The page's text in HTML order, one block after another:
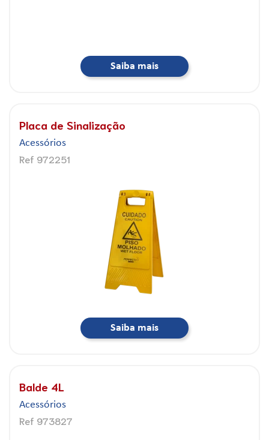
Saiba mais
Placa de Sinalização
Acessórios
Ref 972251
Saiba mais
Balde 4L
Acessórios
Ref 973827